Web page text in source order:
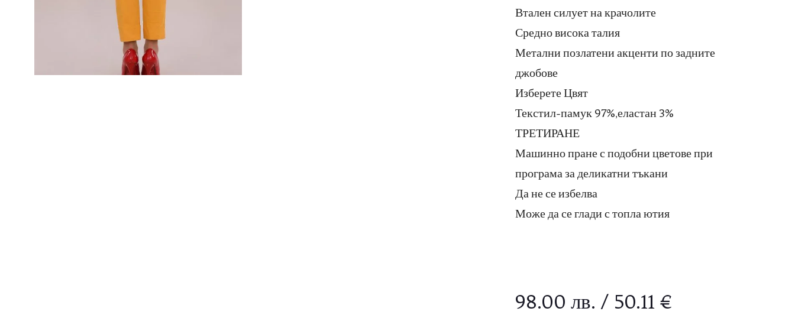
Втален силует на крачолите
Средно висока талия
Метални позлатени акценти по задните
джобове
Изберете Цвят
Текстил-памук 97%,еластан 3%
ТРЕТИРАНЕ
Машинно пране с подобни цветове при
програма за деликатни тъкани
Да не се избелва
Може да се глади с топла ютия
98.00лв. / 50.11 €